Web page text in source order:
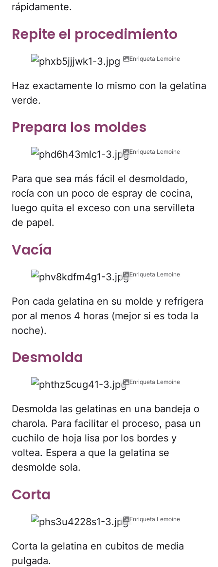
rápidamente.
Repite el procedimiento
Enriqueta Lemoine
Haz exactamente lo mismo con la gelatina
verde.
Prepara los moldes
Enriqueta Lemoine
Para que sea más fácil el desmoldado,
rocía con un poco de espray de cocina,
luego quita el exceso con una servilleta
de papel.
Vacía
Enriqueta Lemoine
Pon cada gelatina en su molde y refrigera
por al menos 4 horas (mejor si es toda la
noche).
Desmolda
Enriqueta Lemoine
Desmolda las gelatinas en una bandeja o
charola. Para facilitar el proceso, pasa un
cuchilo de hoja lisa por los bordes y
voltea. Espera a que la gelatina se
desmolde sola.
Corta
Enriqueta Lemoine
Corta la gelatina en cubitos de media
pulgada.